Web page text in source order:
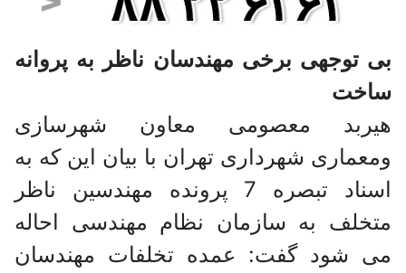
بی توجهی برخی مهندسان ناظر به پروانه
ساخت
هیربد معصومی معاون شهرسازی
ومعماری شهرداری تهران با بیان این که به
اسناد تبصره 7 پرونده مهندسین ناظر
متخلف به سازمان نظام مهندسی احاله
می شود گفت: عمده تخلفات مهندسان